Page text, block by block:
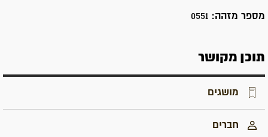
מספר מזהה: 0551
תוכן מקושר
מושגים
חברים